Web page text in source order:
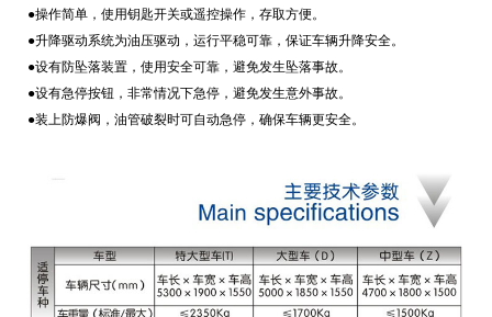
●操作简单，使用钥匙开关或遥控操作，存取方便。
●升降驱动系统为油压驱动，运行平稳可靠，保证车辆升降安全。
●设有防坠落装置，使用安全可靠，避免发生坠落事故。
●设有急停按钮，非常情况下急停，避免发生意外事故。
●装上防爆阀，油管破裂时可自动急停，确保车辆更安全。